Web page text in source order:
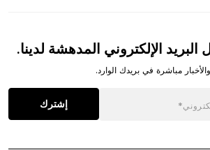
الإلكتروني المدهشة لدينا.
مباشرة في بريدك الوارد.
إشترك